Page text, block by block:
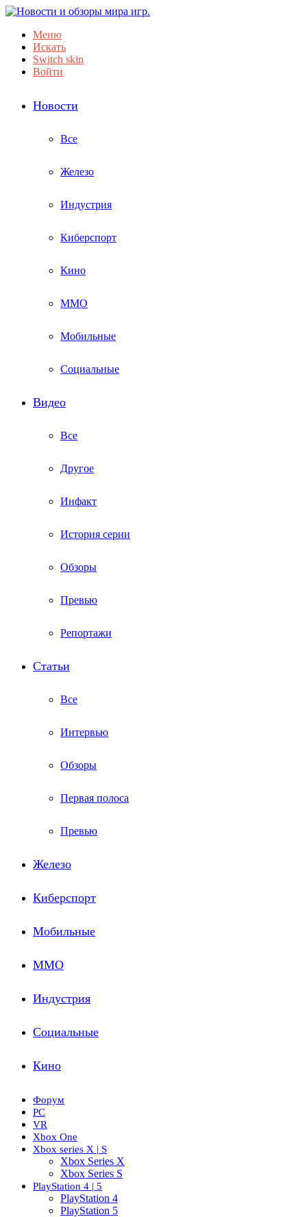
Меню
Искать
Switch skin
Войти
Новости
Все
Железо
Индустрия
Киберспорт
Кино
ММО
Мобильные
Социальные
Видео
Все
Другое
Инфакт
История серии
Обзоры
Превью
Репортажи
Статьи
Все
Интервью
Обзоры
Первая полоса
Превью
Железо
Киберспорт
Мобильные
ММО
Индустрия
Социальные
Кино
Форум
PC
VR
Xbox One
Xbox series X | S
Xbox Series X
Xbox Series S
PlayStation 4 | 5
PlayStation 4
PlayStation 5